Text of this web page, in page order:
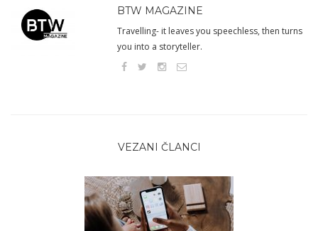
BTW MAGAZINE
Travelling- it leaves you speechless, then turns
you into a storyteller.
VEZANI ČLANCI